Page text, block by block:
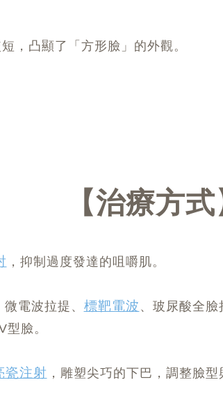
，凸顯了「方形臉」的外觀。
治療方式
，抑制過度發達的咀嚼肌。
微電波拉提、 標靶電波 、玻尿酸全臉
臉。
瓷注射 ，雕塑尖巧的下巴，調整臉型